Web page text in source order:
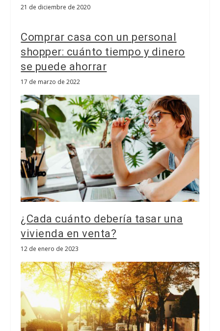
21 de diciembre de 2020
Comprar casa con un personal
shopper: cuánto tiempo y dinero
se puede ahorrar
17 de marzo de 2022
¿Cada cuánto debería tasar una
vivienda en venta?
12 de enero de 2023